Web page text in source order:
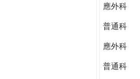
應外科
普通科
應外科
普通科